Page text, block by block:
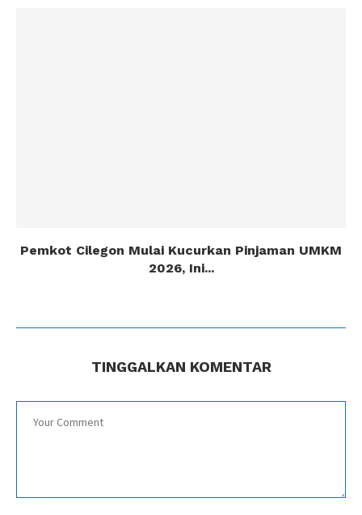
Pemkot Cilegon Mulai Kucurkan Pinjaman UMKM
2026, Ini...
TINGGALKAN KOMENTAR